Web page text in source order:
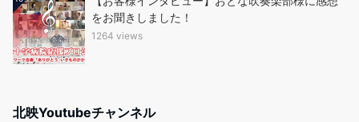
をお聞きしました！
1264 views
北映Youtubeチャンネル